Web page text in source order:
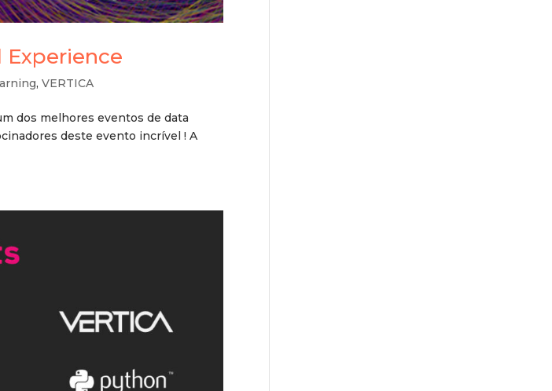
Experience
,VERTICA
dos melhores eventos de data
deste evento incrível ! A